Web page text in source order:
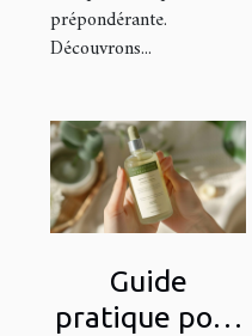
prépondérante.
Découvrons...
Guide
pratique pour